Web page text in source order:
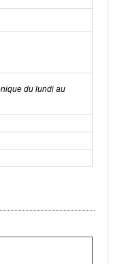
du lundi au